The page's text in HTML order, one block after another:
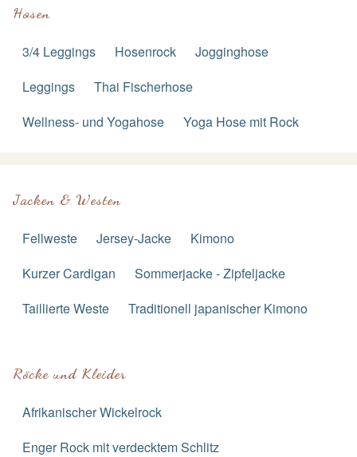
Hosen
3/4 Leggings Hosenrock
Jogginghose
Leggings
Thai Fischerhose
Wellness- und Yogahose
Yoga Hose mit Rock
Jacken & Westen
Fellweste Jersey-Jacke
Kimono
Kurzer Cardigan
Sommerjacke - Zipfeljacke
Taillierte Weste
Traditionell japanischer Kimono
Röcke und Kleider
Afrikanischer Wickelrock
Enger Rock mit verdecktem Schlitz